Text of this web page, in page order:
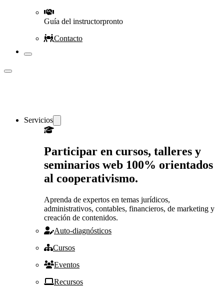
Guía del instructorpronto
Contacto
Servicios
Participar en cursos, talleres y
seminarios web 100% orientados
al cooperativismo.
Aprenda de expertos en temas jurídicos,
administrativos, contables, financieros, de marketing y
creación de contenidos.
Auto-diagnósticos
Cursos
Eventos
Recursos